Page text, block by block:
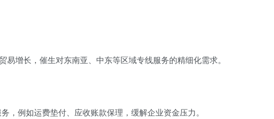
易增长，催生对东南亚、中东等区域专线服务的精细化需求。
，例如运费垫付、应收账款保理，缓解企业资金压力。